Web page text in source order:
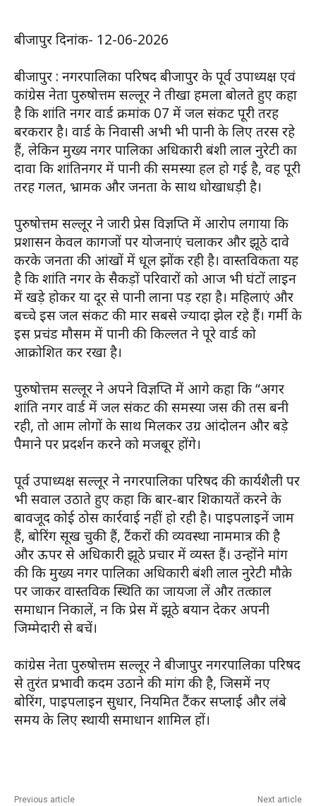
बीजापुर दिनांक- 12-06-2026
बीजापुर : नगरपालिका परिषद बीजापुर के पूर्व उपाध्यक्ष एवं
कांग्रेस नेता पुरुषोत्तम सल्लूर ने तीखा हमला बोलते हुए कहा
है कि शांति नगर वार्ड क्रमांक 07 में जल संकट पूरी तरह
बरकरार है। वार्ड के निवासी अभी भी पानी के लिए तरस रहे
हैं, लेकिन मुख्य नगर पालिका अधिकारी बंशी लाल नुरेटी का
दावा कि शांतिनगर में पानी की समस्या हल हो गई है, वह पूरी
तरह गलत, भ्रामक और जनता के साथ धोखाधड़ी है।
पुरुषोत्तम सल्लूर ने जारी प्रेस विज्ञप्ति में आरोप लगाया कि
प्रशासन केवल कागजों पर योजनाएं चलाकर और झूठे दावे
करके जनता की आंखों में धूल झोंक रही है। वास्तविकता यह
है कि शांति नगर के सैकड़ों परिवारों को आज भी घंटों लाइन
में खड़े होकर या दूर से पानी लाना पड़ रहा है। महिलाएं और
बच्चे इस जल संकट की मार सबसे ज्यादा झेल रहे हैं। गर्मी के
इस प्रचंड मौसम में पानी की किल्लत ने पूरे वार्ड को
आक्रोशित कर रखा है।
पुरुषोत्तम सल्लूर ने अपने विज्ञप्ति में आगे कहा कि “अगर
शांति नगर वार्ड में जल संकट की समस्या जस की तस बनी
रही, तो आम लोगों के साथ मिलकर उग्र आंदोलन और बड़े
पैमाने पर प्रदर्शन करने को मजबूर होंगे।
पूर्व उपाध्यक्ष सल्लूर ने नगरपालिका परिषद की कार्यशैली पर
भी सवाल उठाते हुए कहा कि बार-बार शिकायतें करने के
बावजूद कोई ठोस कार्रवाई नहीं हो रही है। पाइपलाइनें जाम
हैं, बोरिंग सूख चुकी हैं, टैंकरों की व्यवस्था नाममात्र की है
और ऊपर से अधिकारी झूठे प्रचार में व्यस्त हैं। उन्होंने मांग
की कि मुख्य नगर पालिका अधिकारी बंशी लाल नुरेटी मौक़े
पर जाकर वास्तविक स्थिति का जायजा लें और तत्काल
समाधान निकालें, न कि प्रेस में झूठे बयान देकर अपनी
जिम्मेदारी से बचें।
कांग्रेस नेता पुरुषोत्तम सल्लूर ने बीजापुर नगरपालिका परिषद
से तुरंत प्रभावी कदम उठाने की मांग की है, जिसमें नए
बोरिंग, पाइपलाइन सुधार, नियमित टैंकर सप्लाई और लंबे
समय के लिए स्थायी समाधान शामिल हों।
Previous article Next article